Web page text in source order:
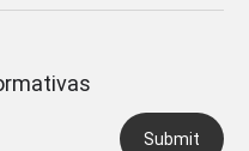
Submit